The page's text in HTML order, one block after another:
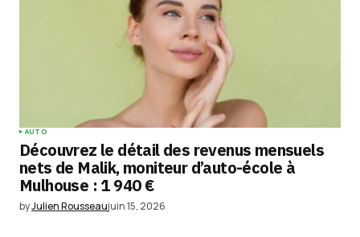
AUTO
Découvrez le détail des revenus mensuels
nets de Malik, moniteur d’auto-école à
Mulhouse : 1 940 €
byJulien Rousseaujuin 15, 2026